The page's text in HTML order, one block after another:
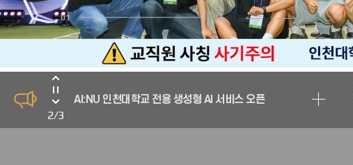
1 3
3/3
학산도서관 관외대출회원 예치금 반환 안내
교직원 사칭 사기주의
AI:NU 인천대학교 전용 생성형 AI 서비스 오픈
학산도서관 관외대출회원 예치금 반환 안내
교직원 사칭 사기주의